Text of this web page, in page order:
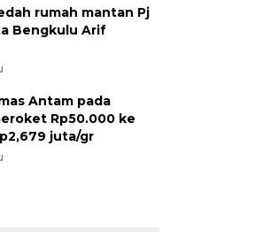
rumah mantan Pj
Bengkulu Arif
Antam pada
Rp50.000 ke
juta/gr